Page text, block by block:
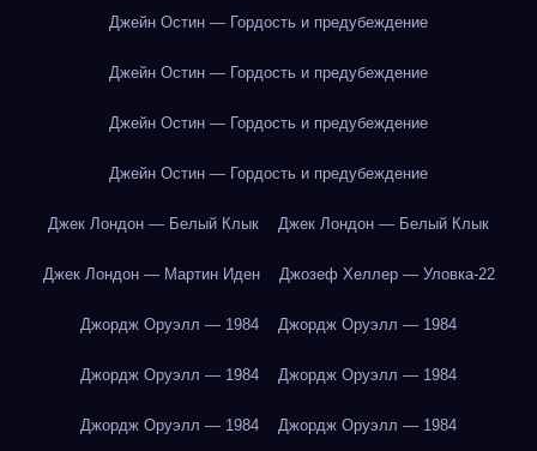
Джейн Остин — Гордость и предубеждение
Джейн Остин — Гордость и предубеждение
Джейн Остин — Гордость и предубеждение
Джейн Остин — Гордость и предубеждение
Джек Лондон — Белый Клык Джек Лондон — Белый Клык
Джек Лондон — Мартин Иден Джозеф Хеллер — Уловка-22
Джордж Оруэлл — 1984 Джордж Оруэлл — 1984
Джордж Оруэлл — 1984 Джордж Оруэлл — 1984
Джордж Оруэлл — 1984 Джордж Оруэлл — 1984